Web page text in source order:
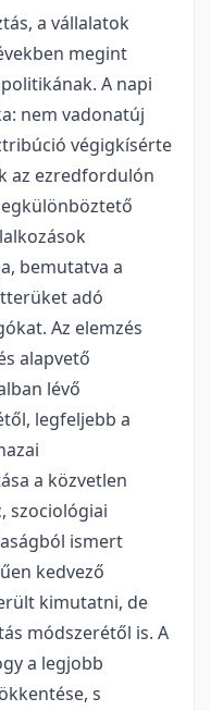
a vállalatok
megint
A napi
nem vadonatúj
végigkísérte
az ezredfordulón
bemutatva a
adó
Az elemzés
alapvető
lévő
legfeljebb a
a közvetlen
szociológiai
ismert
kedvező
kimutatni, de
módszerétől is. A
a legjobb
s